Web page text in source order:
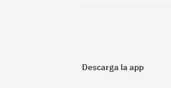
Descarga la app